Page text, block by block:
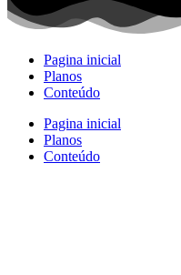
Pagina inicial
Planos
Conteúdo
Pagina inicial
Planos
Conteúdo